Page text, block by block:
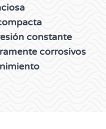
constante
corrosivos